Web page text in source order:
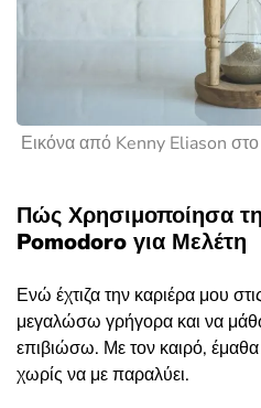
Εικόνα από Kenny Eliason
Πώς Χρησιμοποίησα
Pomodoro για Μελέτη
Ενώ έχτιζα την καριέρα μου
μεγαλώσω γρήγορα και να
επιβιώσω. Με τον καιρό,
χωρίς να με παραλύει.